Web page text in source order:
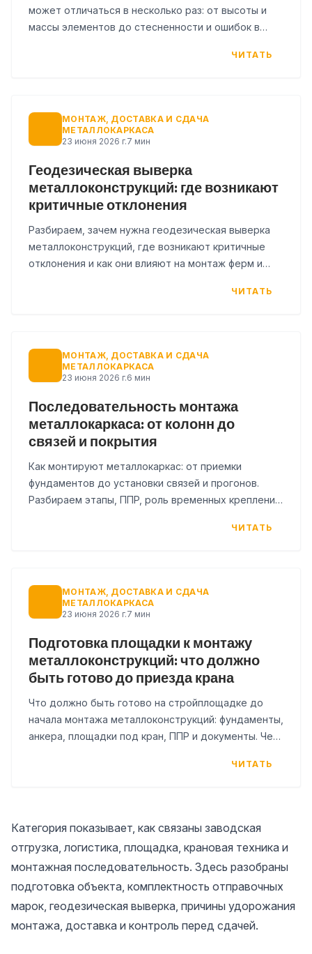
может отличаться в несколько раз: от высоты и
массы элементов до стесненности и ошибок в
ЧИТАТЬ
МОНТАЖ, ДОСТАВКА И СДАЧА
МЕТАЛЛОКАРКАСА
23 июня 2026 г.7 мин
Геодезическая выверка
металлоконструкций: где возникают
критичные отклонения
Разбираем, зачем нужна геодезическая выверка
металлоконструкций, где возникают критичные
отклонения и как они влияют на монтаж ферм и
ЧИТАТЬ
МОНТАЖ, ДОСТАВКА И СДАЧА
МЕТАЛЛОКАРКАСА
23 июня 2026 г.6 мин
Последовательность монтажа
металлокаркаса: от колонн до
связей и покрытия
Как монтируют металлокаркас: от приемки
фундаментов до установки связей и прогонов.
Разбираем этапы, ППР, роль временных креплений
ЧИТАТЬ
МОНТАЖ, ДОСТАВКА И СДАЧА
МЕТАЛЛОКАРКАСА
23 июня 2026 г.7 мин
Подготовка площадки к монтажу
металлоконструкций: что должно
быть готово до приезда крана
Что должно быть готово на стройплощадке до
начала монтажа металлоконструкций: фундаменты,
анкера, площадки под кран, ППР и документы. Чек-
ЧИТАТЬ
Категория показывает, как связаны заводская
отгрузка, логистика, площадка, крановая техника и
монтажная последовательность. Здесь разобраны
подготовка объекта, комплектность отправочных
марок, геодезическая выверка, причины удорожания
монтажа, доставка и контроль перед сдачей.